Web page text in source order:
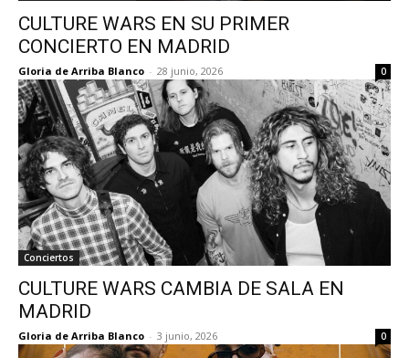
CULTURE WARS EN SU PRIMER
CONCIERTO EN MADRID
Gloria de Arriba Blanco - 28 junio, 2026 0
Conciertos
CULTURE WARS CAMBIA DE SALA EN
MADRID
Gloria de Arriba Blanco - 3 junio, 2026 0